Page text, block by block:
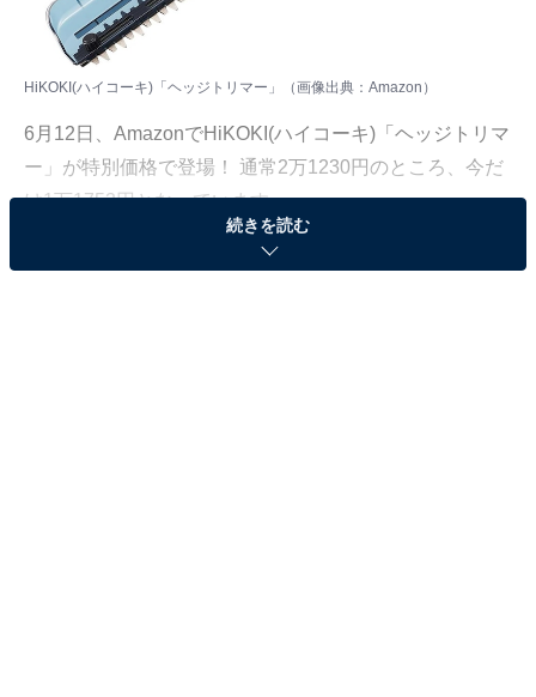
HiKOKI(ハイコーキ)「ヘッジトリマー」（画像出典：Amazon）
6月12日、 AmazonでHiKOKI(ハイコーキ)「ヘッジトリマ
ー」が特別価格で登場！ 通常2万1230円のところ、今だ
け1万1753円となっています。
そのほかにも注目の商品がラインナップされているので,
続きを読む